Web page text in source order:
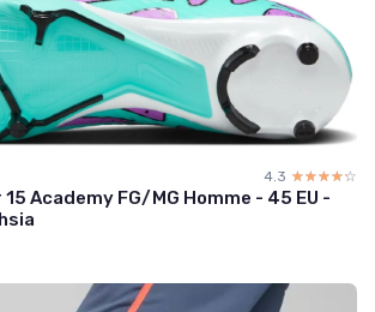
4.3 ☆☆☆☆☆
★★★★★
15 Academy FG/MG Homme - 45 EU -